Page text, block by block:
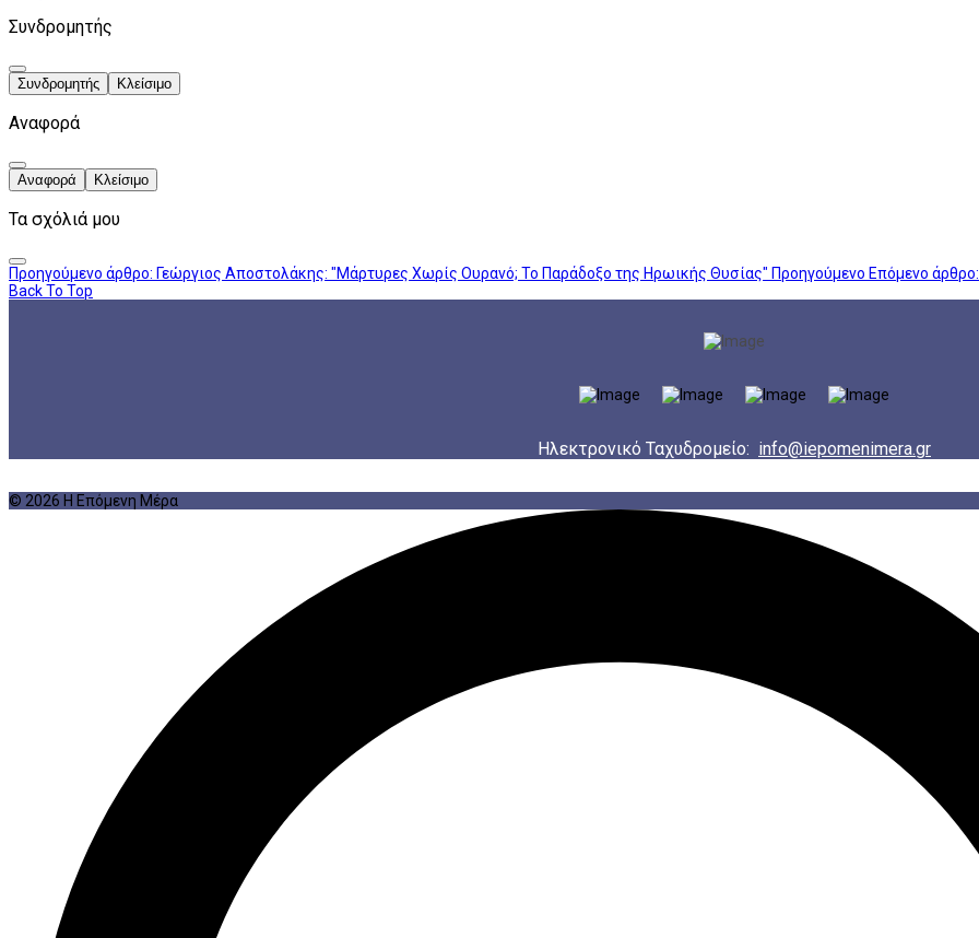
Συνδρομητής
Συνδρομητής Κλείσιμο
Αναφορά
Αναφορά Κλείσιμο
Τα σχόλιά μου
Προηγούμενο άρθρο: Γεώργιος Αποστολάκης: "Μάρτυρες Χωρίς Ουρανό; Το Παράδοξο της Ηρωικής Θυσίας" Προηγούμενο Επόμενο
Back To Top
Ηλεκτρονικό Ταχυδρομείο: info@iepomenimera.gr
© 2026 Η Επόμενη Μέρα